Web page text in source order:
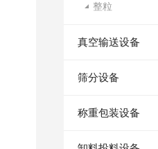
整粒
真空输送设备
筛分设备
称重包装设备